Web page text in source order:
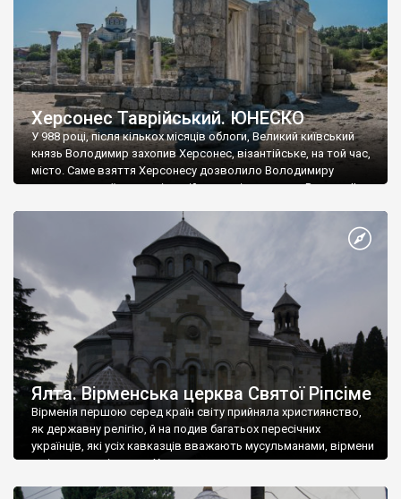
Херсонес Таврійський. ЮНЕСКО
У 988 році, після кількох місяців облоги, Великий київський
князь Володимир захопив Херсонес, візантійське, на той час,
місто. Саме взяття Херсонесу дозволило Володимиру
диктувати свої умови візантійському імператору Василю ІІ, та
Херсонесі Володимир-язичник, став Василем-християнином.
А потім було Хрещення Русі. На честь Херсонесу Таврійського
Ялта. Вірменська церква Святої Ріпсіме
Вірменія першою серед країн світу прийняла християнство,
як державну релігію, й на подив багатьох пересічних
українців, які усіх кавказців вважають мусульманами, вірмени
є відданими вірянами Христа